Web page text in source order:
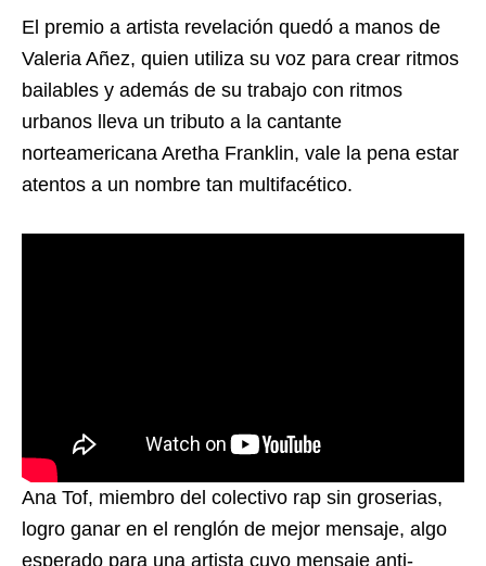
El premio a artista revelación quedó a manos de
Valeria Añez, quien utiliza su voz para crear ritmos
bailables y además de su trabajo con ritmos
urbanos lleva un tributo a la cantante
norteamericana Aretha Franklin, vale la pena estar
atentos a un nombre tan multifacético.
Ana Tof, miembro del colectivo rap sin groserias,
logro ganar en el renglón de mejor mensaje, algo
esperado para una artista cuyo mensaje anti-